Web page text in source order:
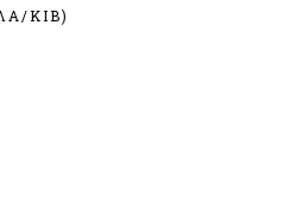
KIB)